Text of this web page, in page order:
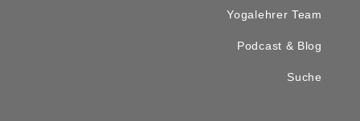
Yogalehrer Team
Podcast & Blog
Suche